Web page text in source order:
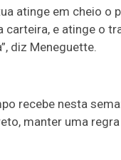
atinge em cheio
e atinge o
diz Meneguette.
recebe nesta
manter uma